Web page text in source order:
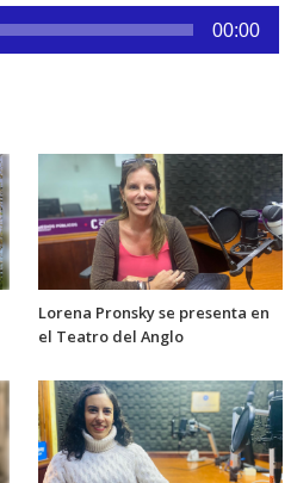
00:00
Lorena Pronsky se presenta en
el Teatro del Anglo